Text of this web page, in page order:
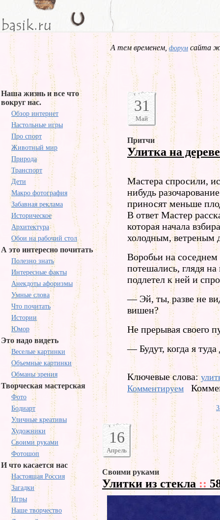
А тем временем,форум сайта
Наша жизнь и все что
вокруг нас.
Обзор интернет
Настольные игры
Про спорт
Животный мир
Природа
Транспорт
Дети
Макро фотография
Забавная реклама
Историческое
Архитектура
Обои на рабочий стол
А это интересно почитать
Полезно знать
Интересные факты
Анекдоты афоризмы
Умные слова
Что почитать
Истории
Юмор
Это надо видеть
Веселые картинки
Объемные картинки
Обманы зрения
Творческая мастерская
Фото
Бодиарт
Уличные креативы
Художники
Своими руками
Фотошоп
И что касается нас
Настоящая Россия
Загадки
Игры
Наше творчество
31
Май
Притчи
Улитка на дереве
Мастера спросили,
нибудь
приносят меньше
В ответ Мастер
которая начала
холодным, ветреным
Воробьи на
потешались, глядя
подлетел к ней и
— Эй, ты, разве не
вишен?
Не прерывая своего
— Будут, когда я туда
Ключевые слова:
Комментируем
16
Апрель
Своими руками
Улитки из стекла ::